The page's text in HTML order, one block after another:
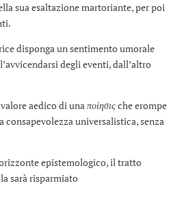
sua esaltazione martoriante, per poi
disponga un sentimento umorale
degli eventi, dall’altro
aedico di unaποίησιςche erompe
consapevolezza universalistica, senza
epistemologico, il tratto
sarà risparmiato